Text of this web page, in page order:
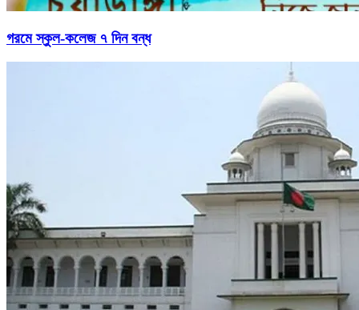
গরমে স্কুল-কলেজ ৭ দিন বন্ধ